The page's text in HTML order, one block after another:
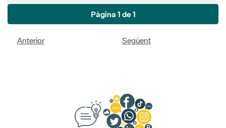
Pàgina 1 de 1
Anterior Següent